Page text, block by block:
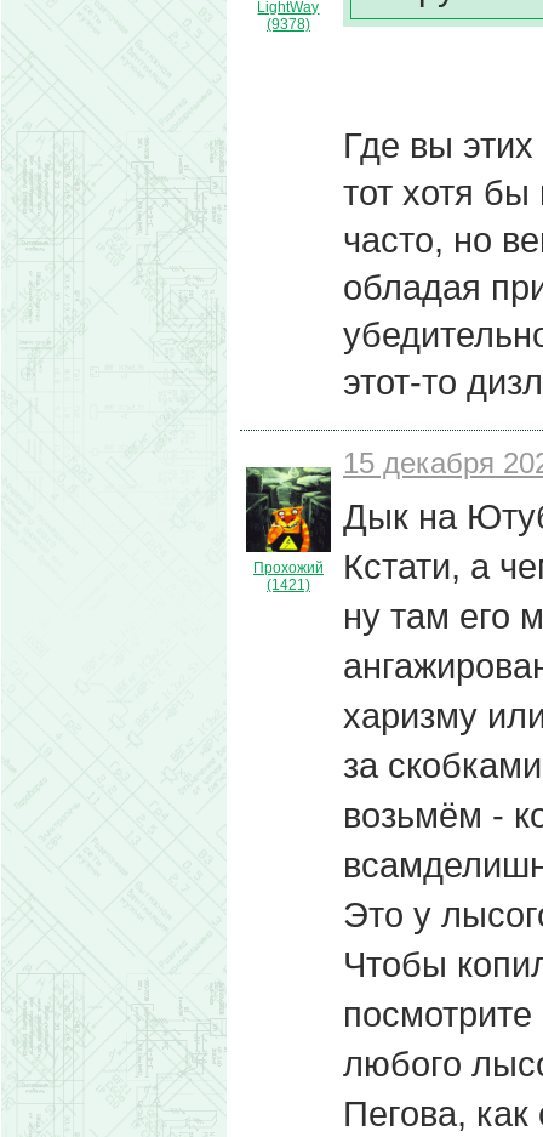
LightWay
(9378)
Где вы
тот хотя
часто, но
обладая
этот-то
Прохожий
(1421)
15 декабря
Дык на
Кстати, а
ну там его
харизму
за
возьмём -
Это у
Чтобы
любого
Пегова,